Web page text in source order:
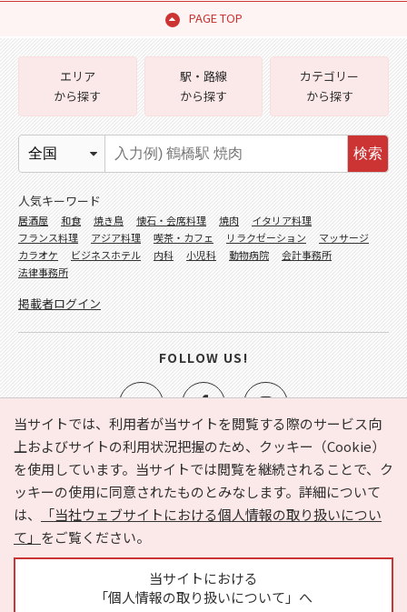
PAGE TOP
当サイトでは、利用者が当サイトを閲覧する際のサービス向
上およびサイトの利用状況把握のため、クッキー（Cookie）
を使用しています。当サイトでは閲覧を継続されることで、ク
ッキーの使用に同意されたものとみなします。詳細について
は、
「当社ウェブサイトにおける個人情報の取り扱いについ
て」 をご覧ください。
当サイトにおける
「個人情報の取り扱いについて」へ
e-NAVITA（イーナビタ）とは？ お気に入り
ヘルプ
利用規約
個人情報の取り扱いについて
運営会社
サイトマップ
広告掲載に関するお問い合わせ
エリア
から探す
駅・路線
から探す
カテゴリー
から探す
検索
人気キーワード
居酒屋 和食 焼き鳥 懐石・会席料理 焼肉
イタリア料理
フランス料理
アジア料理 喫茶・カフェ リラクゼーション
マッサージ
カラオケ
ビジネスホテル 内科 小児科 動物病院
会計事務所
法律事務所
掲載者ログイン
FOLLOW US!